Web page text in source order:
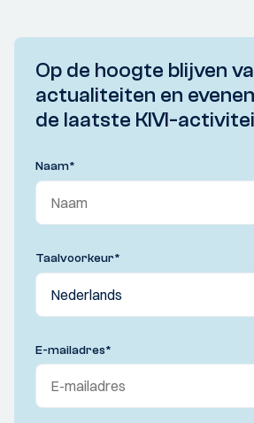
Op de hoogte blijven
actualiteiten en
de laatste KIVI-
Naam*
Taalvoorkeur*
E-mailadres*